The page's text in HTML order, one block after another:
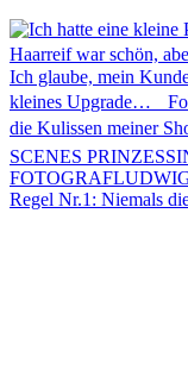
Regel Nr.1: Niemals